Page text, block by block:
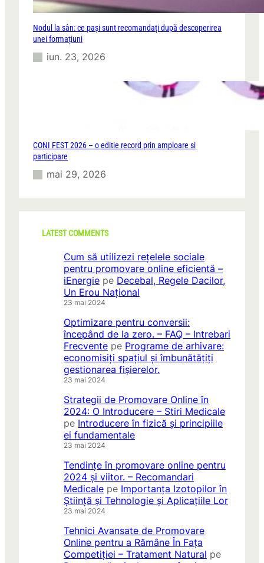
Nodul la sân: ce pași sunt recomandați după descoperirea
unei formațiuni
iun. 23, 2026
CONI FEST 2026 – o editie record prin amploare si
participare
mai 29, 2026
LATEST COMMENTS
Cum să utilizezi rețelele sociale
pentru promovare online eficientă –
iEnergie pe Decebal, Regele Dacilor,
Un Erou Național
23 mai 2024
Optimizare pentru conversii:
începând de la zero. – FAQ – Intrebari
Frecvente pe Programe de arhivare:
economisiți spațiul și îmbunătățiți
gestionarea fișierelor.
23 mai 2024
Strategii de Promovare Online în
2024: O Introducere – Stiri Medicale
pe Introducere în fizică și principiile
ei fundamentale
23 mai 2024
Tendințe în promovare online pentru
2024 și viitor. – Recomandari
Medicale pe Importanța Izotopilor în
Știință și Tehnologie și Aplicațiile Lor
23 mai 2024
Tehnici Avansate de Promovare
Online pentru a Rămâne În Fața
Competiției – Tratament Natural pe